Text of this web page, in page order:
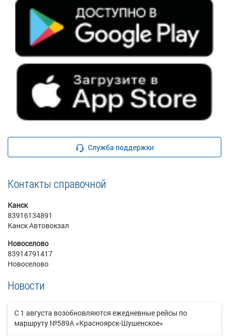
Служба поддержки
Контакты справочной
Канск
83916134891
Канск Автовокзал
Новоселово
83914791417
Новоселово
Новости
С 1 августа возобновляются ежедневные рейсы по
маршруту №589А «Красноярск-Шушенское»